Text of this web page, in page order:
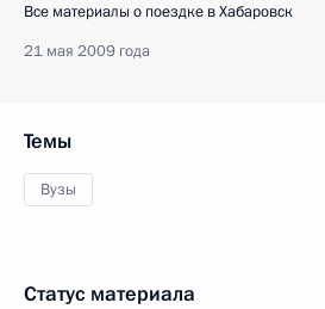
Все материалы о поездке в Хабаровск
21 мая 2009 года
Темы
Вузы
Статус материала